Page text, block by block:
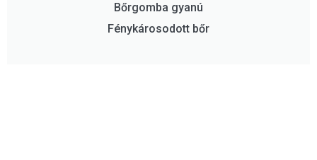
Bőrgomba gyanú
Fénykárosodott bőr